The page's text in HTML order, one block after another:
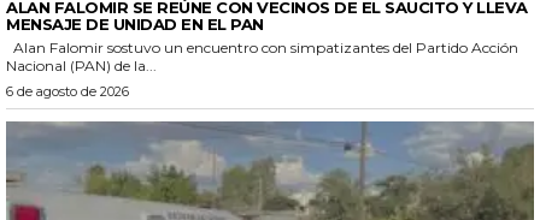
ALAN FALOMIR SE REÚNE CON VECINOS DE EL SAUCITO Y LLEVA
MENSAJE DE UNIDAD EN EL PAN
Nacional (PAN) de la...
6 de agosto de 2026